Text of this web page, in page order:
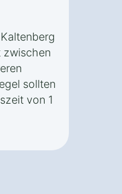
zwischen
sollten
von 1